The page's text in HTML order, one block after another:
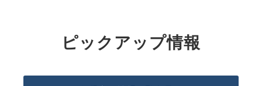
ピックアップ情報